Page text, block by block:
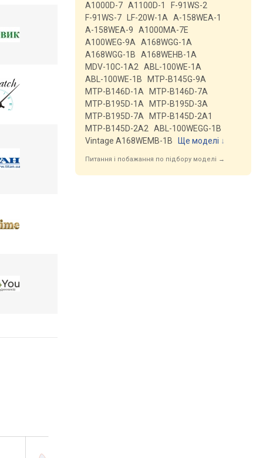
A1000D-7 A1100D-1
F-91WS-2
F-91WS-7
LF-20W-1A
A-158WEA-1
A-158WEA-9
A1000MA-7E
A100WEG-9A
A168WGG-1A
A168WGG-1B
A168WEHB-1A
MDV-10C-1A2
ABL-100WE-1A
ABL-100WE-1B
MTP-B145G-9A
MTP-B146D-1A
MTP-B146D-7A
MTP-B195D-1A
MTP-B195D-3A
MTP-B195D-7A
MTP-B145D-2A1
MTP-B145D-2A2
ABL-100WEGG-1B
Vintage A168WEMB-1B
Ще моделі ↓
Питання і побажання по підбору моделі →